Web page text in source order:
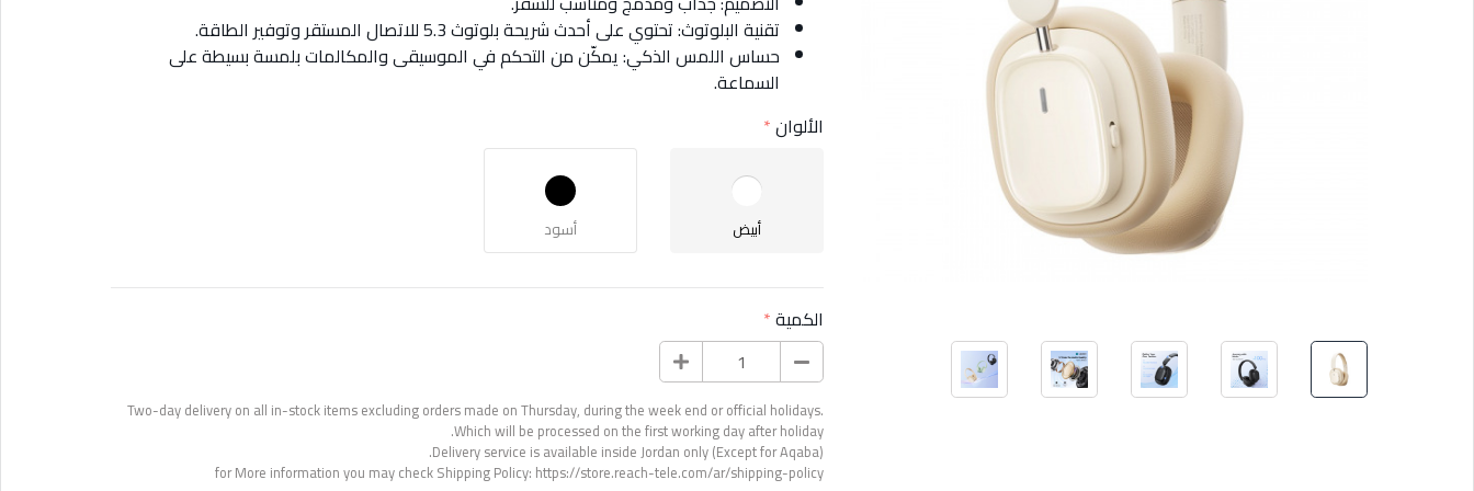
تقنية البلوتوث: تحتوي على أحدث شريحة بلوتوث 5.3 للاتصال المستقر وتوفير الطاقة.
حساس اللمس الذكي: يمكّن من التحكم في الموسيقى والمكالمات بلمسة بسيطة على
السماعة.
الألوان
أبيض أسود
الكمية
Two-day delivery on all in-stock items excluding orders made on Thursday, during the week end or official holidays.
Which will be processed on the first working day after holiday.
Delivery service is available inside Jordan only (Except for Aqaba).
for More information you may check Shipping Policy: https://store.reach-tele.com/ar/shipping-policy